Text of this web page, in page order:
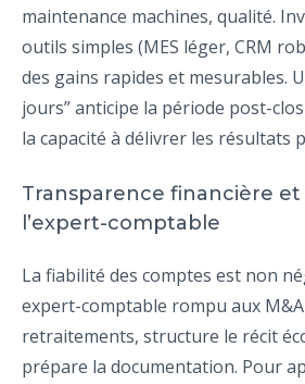
maintenance machines, qualité.
outils simples (MES léger, CRM
des gains rapides et mesurables.
jours” anticipe la période post-
la capacité à délivrer les résultats
Transparence financière et
l’expert-comptable
La fiabilité des comptes est non
expert-comptable rompu aux
retraitements, structure le récit
prépare la documentation. Pour